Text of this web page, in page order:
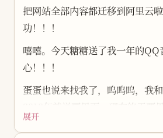
把网站全部内容都迁移到阿里云
功！！！
嘻嘻。今天糖糖送了我一年的
心！！！
蛋蛋也说来找我了，呜呜呜，我和
2018年就说要见面，现在终于要
自从建立了这个网站后，感觉在
展开